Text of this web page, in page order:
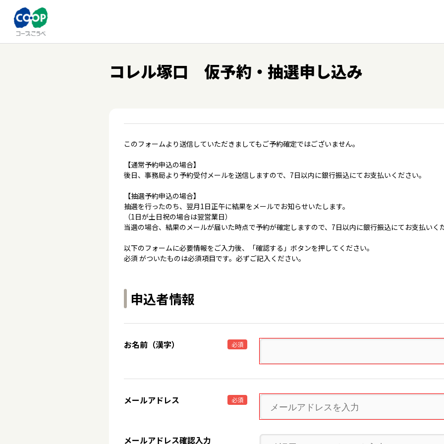
コレル塚口 仮予約・抽選申し込み
このフォームより送信していただきましてもご予約確定ではございません。
【通常予約申込の場合】
後日、事務局より予約受付メールを送信しますので、7日以内に銀行振込にてお支払いください。
【抽選予約申込の場合】
抽選を行ったのち、翌月1日正午に結果をメールでお知らせいたします。
（1日が土日祝の場合は翌営業日）
当選の場合、結果のメールが届いた時点で予約が確定しますので、7日以内に銀行振込にてお支払いく
以下のフォームに必要情報をご入力後、「確認する」ボタンを押してください。
必須 がついたものは必須項目です。必ずご記入ください。
申込者情報
お名前（漢字） 必須
メールアドレス 必須
メールアドレス確認入力